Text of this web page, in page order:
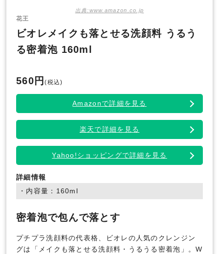
出典:www.amazon.co.jp
花王
ビオレメイクも落とせる洗顔料 うるう
る密着泡 160ml
560円(税込)
Amazonで詳細を見る
楽天で詳細を見る
Yahoo!ショッピングで詳細を見る
詳細情報
・内容量：160ml
密着泡で包んで落とす
プチプラ洗顔料の代表格、ビオレの人気のクレンジン
グは「メイクも落とせる洗顔料・うるうる密着泡」。W